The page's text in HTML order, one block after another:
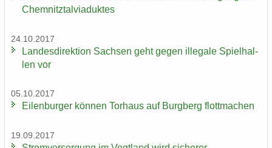
Chem­nitz­tal­via­duk­tes
24.10.2017
Lan­des­di­rek­ti­on Sach­sen geht gegen il­le­ga­le Spiel­hal­
len vor
05.10.2017
Ei­len­bur­ger kön­nen Tor­haus auf Burg­berg flott­ma­chen
19.09.2017